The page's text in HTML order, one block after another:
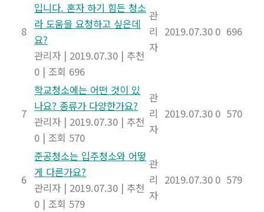
8
입니다. 혼자 하기 힘든 청소
라 도움을 요청하고 싶은데
요?
관리자 | 2019.07.30 | 추천
0 | 조회 696
관
리
자
2019.07.30 0 696
7
학교청소에는 어떤 것이 있
나요? 종류가 다양한가요?
관리자 | 2019.07.30 | 추천
0 | 조회 570
관
리
자
2019.07.30 0 570
6
준공청소는 입주청소와 어떻
게 다른가요?
관리자 | 2019.07.30 | 추천
0 | 조회 579
관
리
자
2019.07.30 0 579